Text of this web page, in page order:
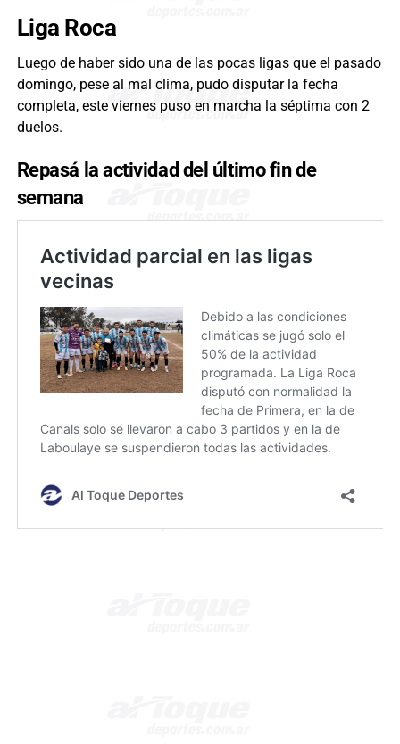
Liga Roca
Luego de haber sido una de las pocas ligas que el pasado
domingo, pese al mal clima, pudo disputar la fecha
completa, este viernes puso en marcha la séptima con 2
duelos.
Repasá la actividad del último fin de
semana